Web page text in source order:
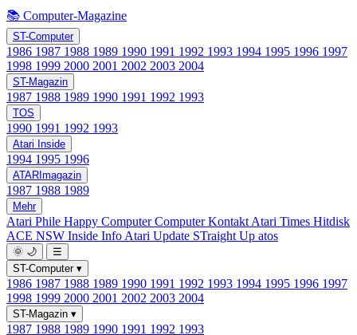
📚 Computer-Magazine
ST-Computer
1986 1987 1988 1989 1990 1991 1992 1993 1994 1995 1996 1997
1998 1999 2000 2001 2002 2003 2004
ST-Magazin
1987 1988 1989 1990 1991 1992 1993
TOS
1990 1991 1992 1993
Atari Inside
1994 1995 1996
ATARImagazin
1987 1988 1989
Mehr
Atari Phile Happy ComputerComputer Kontakt Atari Times Hitdisk
ACE NSW Inside Info Atari Update STraight Up atos
🌞 🌙
☰
ST-Computer ▾
1986 1987 1988 1989 1990 1991 1992 1993 1994 1995 1996 1997
1998 1999 2000 2001 2002 2003 2004
ST-Magazin ▾
1987 1988 1989 1990 1991 1992 1993